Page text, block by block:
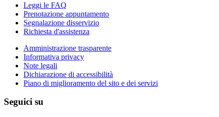
Leggi le FAQ
Prenotazione appuntamento
Segnalazione disservizio
Richiesta d'assistenza
Amministrazione trasparente
Informativa privacy
Note legali
Dichiarazione di accessibilità
Piano di miglioramento del sito e dei servizi
Seguici su